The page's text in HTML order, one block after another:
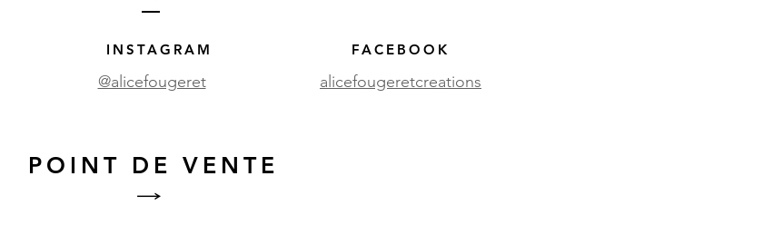
INSTAGRAM
@alicefougeret
FACEBOOK
alicefougeretcreations
POINT DE VENTE